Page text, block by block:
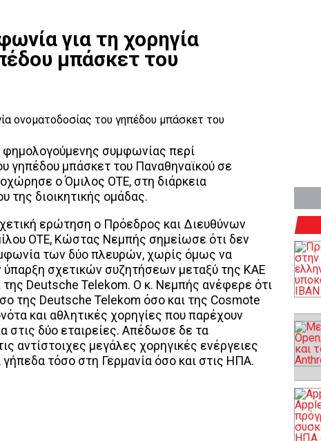
για τη χορηγία
μπάσκετ του
φημολογούμενης συμφωνίας περί
γηπέδου μπάσκετ του Παναθηναϊκού σε
ο Όμιλος ΟΤΕ, στη διάρκεια
της διοικητικής ομάδας.
ερώτηση ο Πρόεδρος και Διευθύνων
ΟΤΕ, Κώστας Νεμπής σημείωσε ότι δεν
των δύο πλευρών, χωρίς όμως να
ύπαρξη σχετικών συζητήσεων μεταξύ της ΚΑΕ
της Deutsche Telekom. Ο κ. Νεμπής ανέφερε ότι
της Deutsche Telekom όσο και της Cosmote
και αθλητικές χορηγίες που παρέχουν
στις δύο εταιρείες. Απέδωσε δε τα
αντίστοιχες μεγάλες χορηγικές ενέργειες
τόσο στη Γερμανία όσο και στις ΗΠΑ.